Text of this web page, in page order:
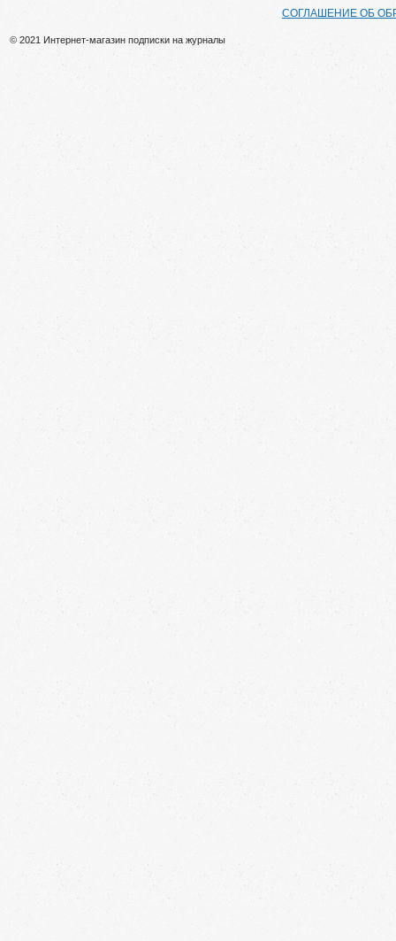
СОГЛАШЕНИЕ ОБ
© 2021 Интернет-магазин подписки на журналы